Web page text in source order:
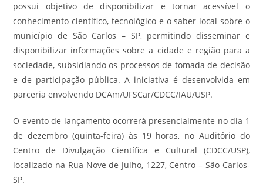
possui objetivo de disponibilizar e tornar acessível o
conhecimento científico, tecnológico e o saber local sobre o
município de São Carlos – SP, permitindo disseminar e
disponibilizar informações sobre a cidade e região para a
sociedade, subsidiando os processos de tomada de decisão
e de participação pública. A iniciativa é desenvolvida em
parceria envolvendo DCAm/UFSCar/CDCC/IAU/USP.​
O evento de lançamento ocorrerá presencialmente no dia 1
de dezembro (quinta-feira) às 19 horas, no Auditório do
Centro de Divulgação Científica e Cultural (CDCC/USP),
localizado na Rua Nove de Julho, 1227, Centro – São Carlos-
SP.